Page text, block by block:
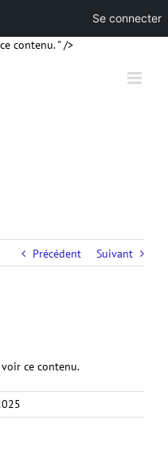
contenu. " />Skip
Précédent Suivant
ce contenu.
Se connecter